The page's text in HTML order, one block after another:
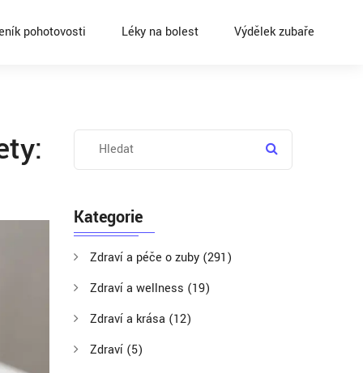
pohotovosti Léky na bolest Výdělek zubaře
Kategorie
Zdraví a péče o zuby (291)
Zdraví a wellness (19)
Zdraví a krása (12)
Zdraví (5)